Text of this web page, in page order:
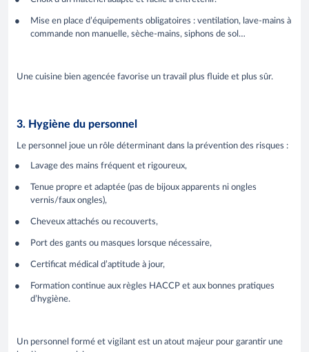
Mise en place d’équipements obligatoires : ventilation, lave-mains à
commande non manuelle, sèche-mains, siphons de sol…
Une cuisine bien agencée favorise un travail plus fluide et plus sûr.
3. Hygiène du personnel
Le personnel joue un rôle déterminant dans la prévention des risques :
Lavage des mains fréquent et rigoureux,
Tenue propre et adaptée (pas de bijoux apparents ni ongles
vernis/faux ongles),
Cheveux attachés ou recouverts,
Port des gants ou masques lorsque nécessaire,
Certificat médical d’aptitude à jour,
Formation continue aux règles HACCP et aux bonnes pratiques
d’hygiène.
Un personnel formé et vigilant est un atout majeur pour garantir une